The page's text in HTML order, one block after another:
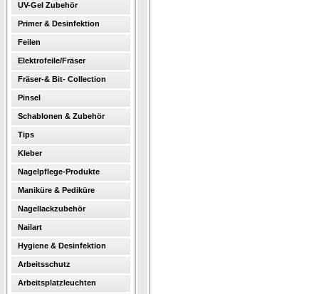
UV-Gel Zubehör
Primer & Desinfektion
Feilen
Elektrofeile/Fräser
Fräser-& Bit- Collection
Pinsel
Schablonen & Zubehör
Tips
Kleber
Nagelpflege-Produkte
Maniküre & Pediküre
Nagellackzubehör
Nailart
Hygiene & Desinfektion
Arbeitsschutz
Arbeitsplatzleuchten